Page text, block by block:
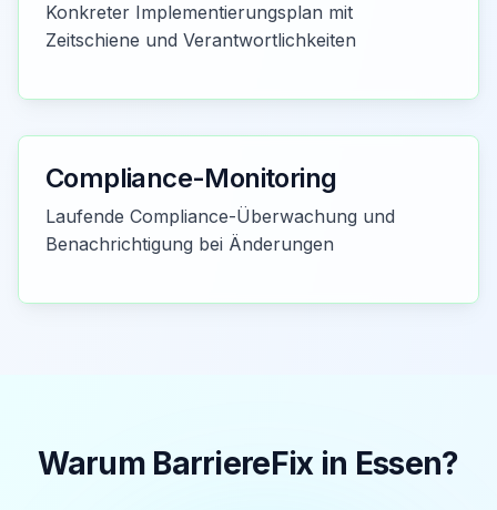
Konkreter Implementierungsplan mit
Zeitschiene und Verantwortlichkeiten
Compliance-Monitoring
Laufende Compliance-Überwachung und
Benachrichtigung bei Änderungen
Warum BarriereFix in Essen?